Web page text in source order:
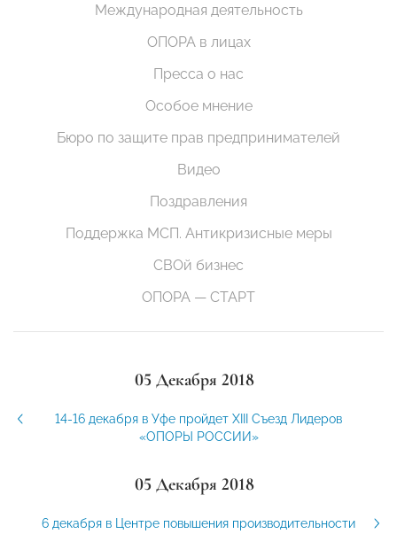
Международная деятельность
ОПОРА в лицах
Пресса о нас
Особое мнение
Бюро по защите прав предпринимателей
Видео
Поздравления
Поддержка МСП. Антикризисные меры
СВОй бизнес
ОПОРА — СТАРТ
05 Декабря 2018
14-16 декабря в Уфе пройдет XIII Съезд Лидеров
«ОПОРЫ РОССИИ»
05 Декабря 2018
6 декабря в Центре повышения производительности